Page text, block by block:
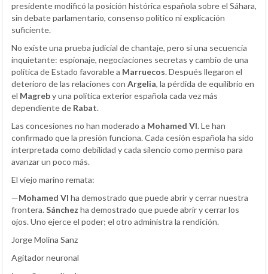
presidente modificó la posición histórica española sobre el Sáhara,
sin debate parlamentario, consenso político ni explicación
suficiente.
No existe una prueba judicial de chantaje, pero sí una secuencia
inquietante: espionaje, negociaciones secretas y cambio de una
política de Estado favorable a Marruecos. Después llegaron el
deterioro de las relaciones con Argelia, la pérdida de equilibrio en
el Magreby una política exterior española cada vez más
dependiente de Rabat.
Las concesiones no han moderado a Mohamed VI. Le han
confirmado que la presión funciona. Cada cesión española ha sido
interpretada como debilidad y cada silencio como permiso para
avanzar un poco más.
El viejo marino remata:
—Mohamed VI ha demostrado que puede abrir y cerrar nuestra
frontera.Sánchez ha demostrado que puede abrir y cerrar los
ojos. Uno ejerce el poder; el otro administra la rendición.
Jorge Molina Sanz
Agitador neuronal